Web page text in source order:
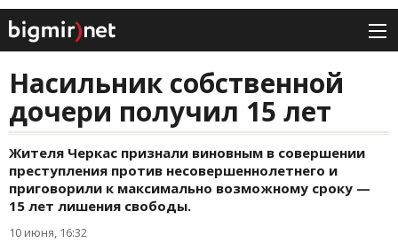
Насильник собственной
дочери получил 15 лет
Жителя Черкас признали виновным в совершении
преступления против несовершеннолетнего и
приговорили к максимально возможному сроку —
15 лет лишения свободы.
10 июня, 16:32